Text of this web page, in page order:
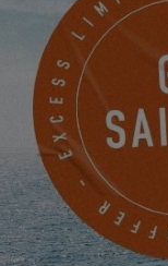
VON 22. JUNI
GO SAILING
EXCESS 11